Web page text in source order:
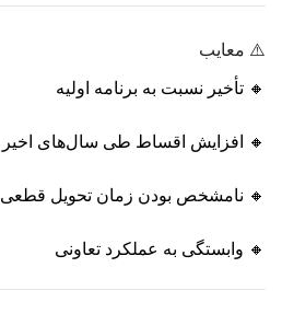
⚠️ معایب
🔸 تأخیر نسبت به برنامه اولیه
🔸 افزایش اقساط طی سال‌های اخیر
🔸 نامشخص بودن زمان تحویل قطعی
🔸 وابستگی به عملکرد تعاونی